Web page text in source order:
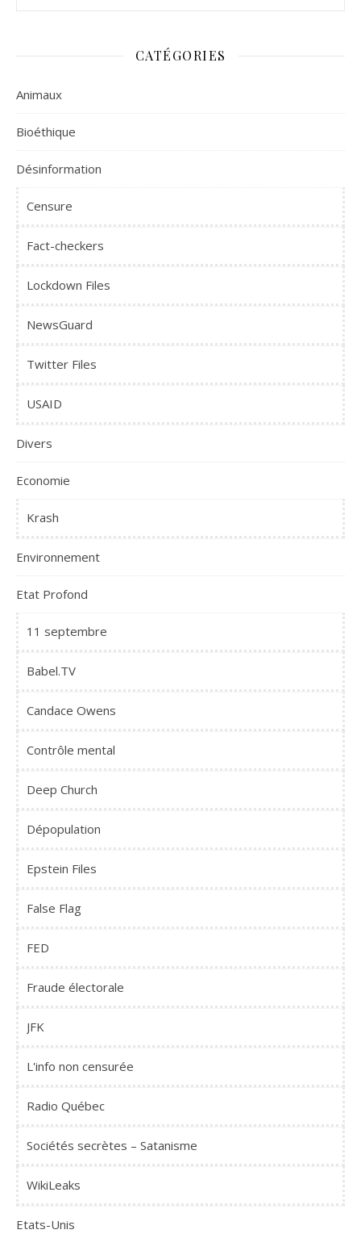
CATÉGORIES
Animaux
Bioéthique
Désinformation
Censure
Fact-checkers
Lockdown Files
NewsGuard
Twitter Files
USAID
Divers
Economie
Krash
Environnement
Etat Profond
11 septembre
Babel.TV
Candace Owens
Contrôle mental
Deep Church
Dépopulation
Epstein Files
False Flag
FED
Fraude électorale
JFK
L'info non censurée
Radio Québec
Sociétés secrètes – Satanisme
WikiLeaks
Etats-Unis